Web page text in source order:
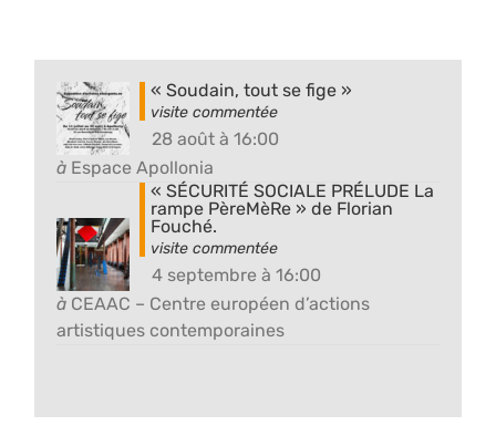
« Soudain, tout se fige »
28 août à 16:00
à Espace Apollonia
« SÉCURITÉ SOCIALE PRÉLUDE La
rampe PèreMèRe » de Florian
Fouché.
4 septembre à 16:00
à CEAAC – Centre européen d’actions
artistiques contemporaines